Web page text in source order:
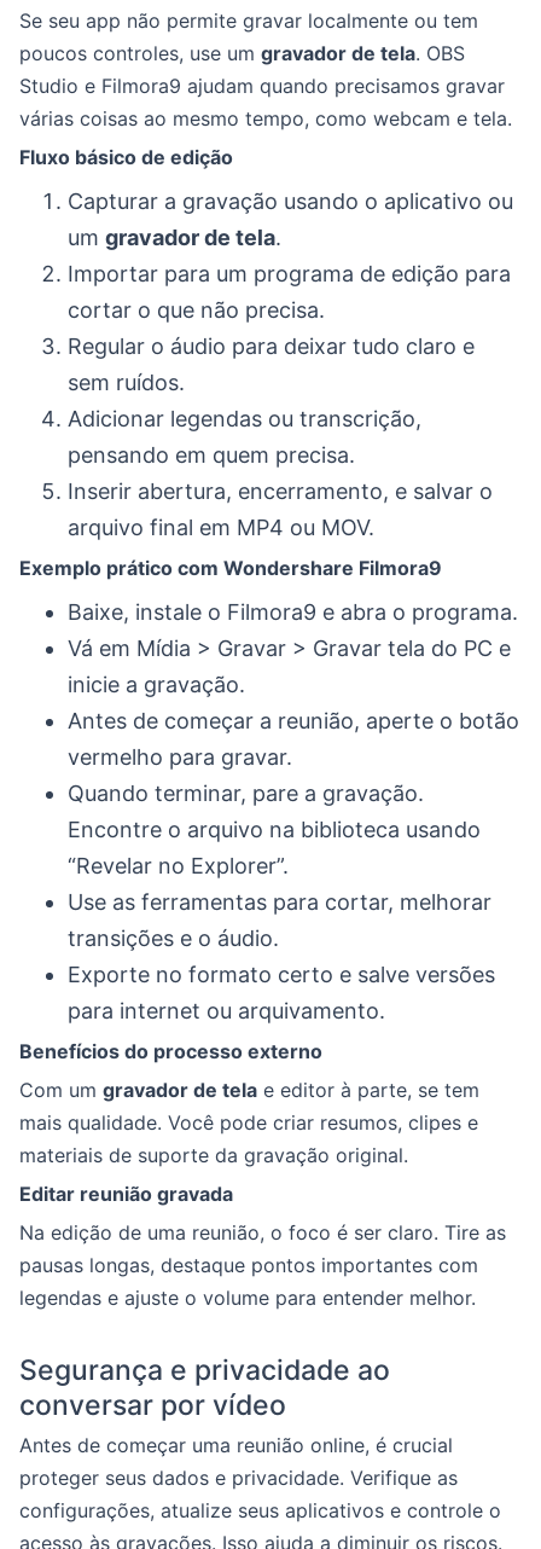
Se seu app não permite gravar localmente ou tem
poucos controles, use um gravador de tela. OBS
Studio e Filmora9 ajudam quando precisamos gravar
várias coisas ao mesmo tempo, como webcam e tela.
Fluxo básico de edição
Capturar a gravação usando o aplicativo ou
um gravador de tela.
Importar para um programa de edição para
cortar o que não precisa.
Regular o áudio para deixar tudo claro e
sem ruídos.
Adicionar legendas ou transcrição,
pensando em quem precisa.
Inserir abertura, encerramento, e salvar o
arquivo final em MP4 ou MOV.
Exemplo prático com Wondershare Filmora9
Baixe, instale o Filmora9 e abra o programa.
Vá em Mídia > Gravar > Gravar tela do PC e
inicie a gravação.
Antes de começar a reunião, aperte o botão
vermelho para gravar.
Quando terminar, pare a gravação.
Encontre o arquivo na biblioteca usando
“Revelar no Explorer”.
Use as ferramentas para cortar, melhorar
transições e o áudio.
Exporte no formato certo e salve versões
para internet ou arquivamento.
Benefícios do processo externo
Com um gravador de tela e editor à parte, se tem
mais qualidade. Você pode criar resumos, clipes e
materiais de suporte da gravação original.
Editar reunião gravada
Na edição de uma reunião, o foco é ser claro. Tire as
pausas longas, destaque pontos importantes com
legendas e ajuste o volume para entender melhor.
Segurança e privacidade ao
conversar por vídeo
Antes de começar uma reunião online, é crucial
proteger seus dados e privacidade. Verifique as
configurações, atualize seus aplicativos e controle o
acesso às gravações. Isso ajuda a diminuir os riscos.